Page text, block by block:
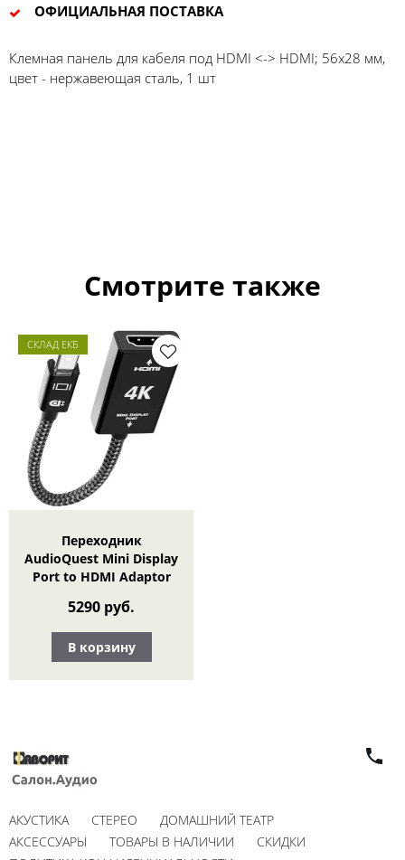
ОФИЦИАЛЬНАЯ ПОСТАВКА
Клемная панель для кабеля под HDMI <-> HDMI; 56x28 мм,
цвет - нержавеющая сталь, 1 шт
Смотрите также
СКЛАД ЕКБ
Переходник
AudioQuest Mini Display
Port to HDMI Adaptor
5290 руб.
В корзину
АКУСТИКА СТЕРЕО
ДОМАШНИЙ ТЕАТР
АКСЕССУАРЫ
ТОВАРЫ В НАЛИЧИИ
СКИДКИ